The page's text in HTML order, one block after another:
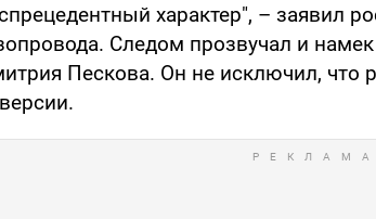
характер", – заявил
Следом прозвучал и
Пескова. Он не исключил, что